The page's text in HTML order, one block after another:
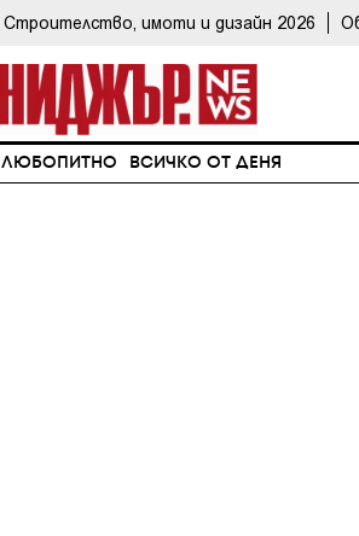
Строителство, имоти и дизайн 2026
ЛЮБОПИТНО ВСИЧКО ОТ ДЕНЯ